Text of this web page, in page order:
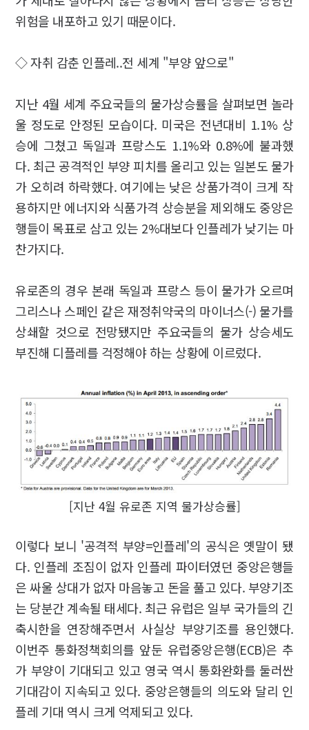
위험을 내포하고 있기 때문이다.
◇ 자취 감춘 인플레..전 세계 "부양 앞으로"
지난 4월 세계 주요국들의 물가상승률을 살펴보면 놀라
울 정도로 안정된 모습이다. 미국은 전년대비 1.1% 상
승에 그쳤고 독일과 프랑스도 1.1%와 0.8%에 불과했
다. 최근 공격적인 부양 피치를 올리고 있는 일본도 물가
가 오히려 하락했다. 여기에는 낮은 상품가격이 크게 작
용하지만 에너지와 식품가격 상승분을 제외해도 중앙은
행들이 목표로 삼고 있는 2%대보다 인플레가 낮기는 마
찬가지다.
유로존의 경우 본래 독일과 프랑스 등이 물가가 오르며
그리스나 스페인 같은 재정취약국의 마이너스(-) 물가를
상쇄할 것으로 전망됐지만 주요국들의 물가 상승세도
부진해 디플레를 걱정해야 하는 상황에 이르렀다.
[지난 4월 유로존 지역 물가상승률]
이렇다 보니 '공격적 부양=인플레'의 공식은 옛말이 됐
다. 인플레 조짐이 없자 인플레 파이터였던 중앙은행들
은 싸울 상대가 없자 마음놓고 돈을 풀고 있다. 부양기조
는 당분간 계속될 태세다. 최근 유럽은 일부 국가들의 긴
축시한을 연장해주면서 사실상 부양기조를 용인했다.
이번주 통화정책회의를 앞둔 유럽중앙은행(ECB)은 추
가 부양이 기대되고 있고 영국 역시 통화완화를 둘러싼
기대감이 지속되고 있다. 중앙은행들의 의도와 달리 인
플레 기대 역시 크게 억제되고 있다.